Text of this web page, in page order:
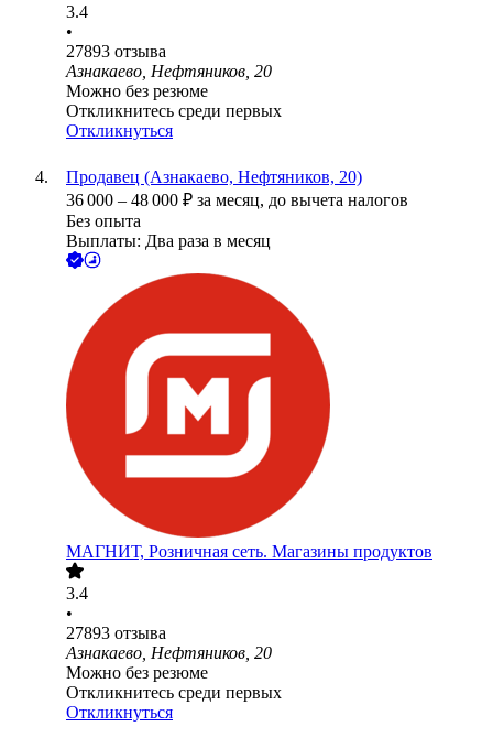
3.4
•
27893 отзыва
Азнакаево, Нефтяников, 20
Можно без резюме
Откликнитесь среди первых
Откликнуться
Продавец (Азнакаево, Нефтяников, 20)
36 000 – 48 000 ₽ за месяц, до вычета налогов
Без опыта
Выплаты: Два раза в месяц
МАГНИТ, Розничная сеть. Магазины продуктов
3.4
•
27893 отзыва
Азнакаево, Нефтяников, 20
Можно без резюме
Откликнитесь среди первых
Откликнуться